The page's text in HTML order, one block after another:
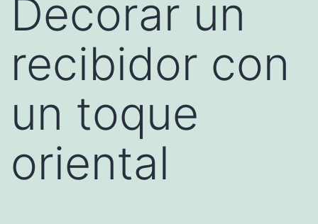
Decorar un
recibidor con
un toque
oriental